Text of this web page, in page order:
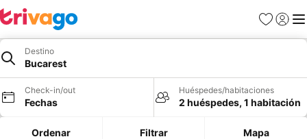
Favoritos
Iniciar
Destino
Bucarest
Check-in/out
Fechas
Huéspedes/habitaciones
2 huéspedes, 1 habitación
Ordenar Filtrar Mapa